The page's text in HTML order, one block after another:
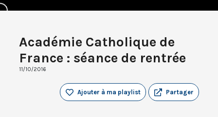
Académie Catholique de
France : séance de rentrée
11/10/2016
Partager
Ajouter à ma playlist